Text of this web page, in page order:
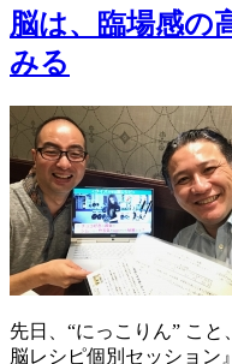
脳は、臨場感の
みる
先日、“にっこりん” こ
脳レシピ個別セッション